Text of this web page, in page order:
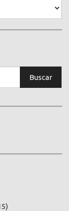
Buscar